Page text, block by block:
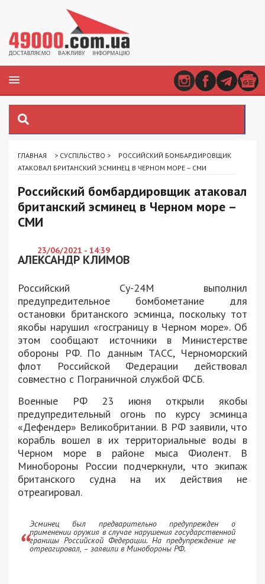
ГЛАВНАЯ > СУСПІЛЬСТВО >
РОССИЙСКИЙ БОМБАРДИРОВЩИК
АТАКОВАЛ БРИТАНСКИЙ ЭСМИНЕЦ В ЧЕРНОМ МОРЕ – СМИ
Российский бомбардировщик атаковал
британский эсминец в Черном море –
СМИ
23/06/2021 - 14:39
АЛЕКСАНДР КЛИМОВ
Российский Су-24М выполнил
предупредительное бомбометание для
остановки британского эсминца, поскольку тот
якобы нарушил «госграницу в Черном море». Об
этом сообщают источники в Министерстве
обороны РФ. По данным ТАСС, Черноморский
флот Российской Федерации действовал
совместно с Пограничной службой ФСБ.
Военные РФ 23 июня открыли якобы
предупредительный огонь по курсу эсминца
«Дефендер» Великобритании. В РФ заявили, что
корабль вошел в их территориальные воды в
Черном море в районе мыса Фиолент. В
Минобороны России подчеркнули, что экипаж
британского судна на их действия не
отреагировал.
Эсминец был предварительно предупрежден о
применении оружия в случае нарушения государственной
границы Российской Федерации. На предупреждение не
отреагировал, – заявили в Минобороны РФ.